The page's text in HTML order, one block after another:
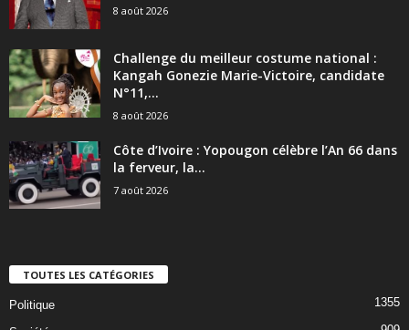
8 août 2026
Challenge du meilleur costume national :
Kangah Gonezie Marie-Victoire, candidate
N°11,...
8 août 2026
Côte d’Ivoire : Yopougon célèbre l’An 66 dans
la ferveur, la...
7 août 2026
TOUTES LES CATÉGORIES
Politique 1355